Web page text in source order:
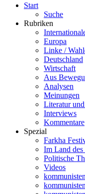
Start
Suche
Rubriken
Europa
Linke /
Deutschland
Wirtschaft
Aus
Analysen
Meinungen
Literatur
Interviews
Kommentare
Spezial
Farkha
Im Land des
Politische
Videos